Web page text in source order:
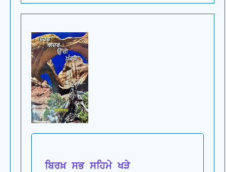
ਬਿਰਖ਼ ਸਭ ਸਹਿਮੇ ਖੜੇ